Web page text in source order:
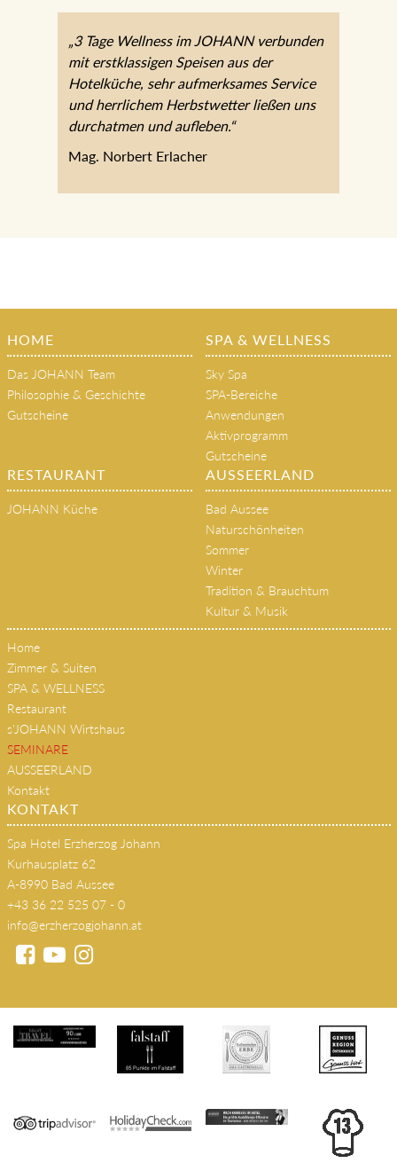
„3 Tage Wellness im JOHANN verbunden
mit erstklassigen Speisen aus der
Hotelküche, sehr aufmerksames Service
und herrlichem Herbstwetter ließen uns
durchatmen und aufleben.“
Mag. Norbert Erlacher
HOME
Das JOHANN Team
Philosophie & Geschichte
Gutscheine
SPA & WELLNESS
Sky Spa
SPA-Bereiche
Anwendungen
Aktivprogramm
Gutscheine
RESTAURANT
JOHANN Küche
AUSSEERLAND
Bad Aussee
Naturschönheiten
Sommer
Winter
Tradition & Brauchtum
Kultur & Musik
Home
Zimmer & Suiten
SPA & WELLNESS
Restaurant
s'JOHANN Wirtshaus
SEMINARE
AUSSEERLAND
Kontakt
KONTAKT
Spa Hotel Erzherzog Johann
Kurhausplatz 62
A-8990 Bad Aussee
+43 36 22 525 07 - 0
info@erzherzogjohann.at